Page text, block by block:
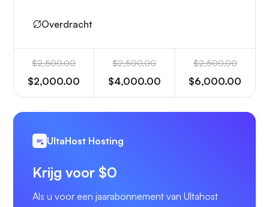
Overdracht
$2,500.00
$2,000.00
$2,500.00
$4,000.00
$2,500.00
$6,000.00
UltaHost Hosting
Krijg voor $0
Als u voor een jaarabonnement van Ultahost